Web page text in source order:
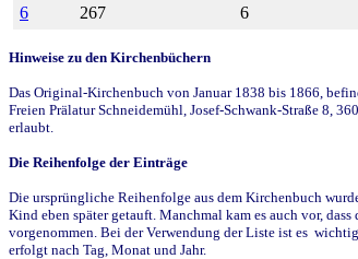
6
267 6
Hinweise zu den Kirchenbüchern
Das Original-Kirchenbuch von Januar 1838 bis 1866,
Freien Prälatur Schneidemühl, Josef-Schwank-Straße 8,
erlaubt.
Die Reihenfolge der Einträge
Die ursprüngliche Reihenfolge aus dem Kirchenbuch
Kind eben später getauft. Manchmal kam es auch vor,
vorgenommen. Bei der Verwendung der Liste ist es
erfolgt nach Tag, Monat und Jahr.